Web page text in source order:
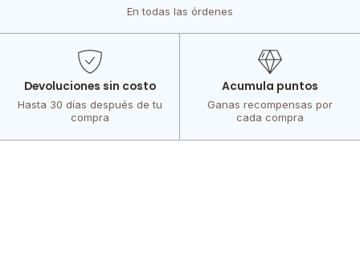
En todas las órdenes
Devoluciones sin costo
Hasta 30 días después de tu
compra
Acumula puntos
Ganas recompensas por
cada compra